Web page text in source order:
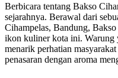
Berbicara tentang Bakso
sejarahnya. Berawal dari
Cihampelas, Bandung,
ikon kuliner kota ini. Warung
menarik perhatian
penasaran dengan aroma